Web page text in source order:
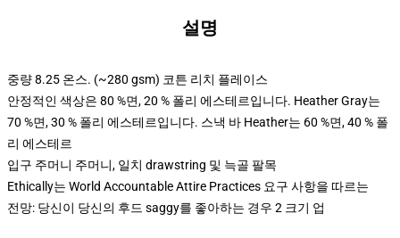
설명
중량 8.25 온스. (~280 gsm) 코튼 리치 플레이스
안정적인 색상은 80 %면, 20 % 폴리 에스테르입니다. Heather Gray는
70 %면, 30 % 폴리 에스테르입니다. 스낵 바 Heather는 60 %면, 40 % 폴
리 에스테르
입구 주머니 주머니, 일치 drawstring 및 늑골 팔목
Ethically는 World Accountable Attire Practices 요구 사항을 따르는
전망: 당신이 당신의 후드 saggy를 좋아하는 경우 2 크기 업